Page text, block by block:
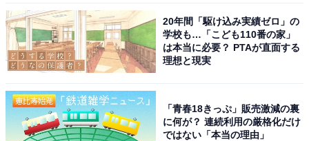
20年間「駆け込み実績ゼロ」の
学校も…「こども110番の家」
は本当に必要？ PTAが直面する
理想と現実
「青春18きっぷ」販売激減の裏
に何が？ 連続利用の厳格化だけ
ではない「本当の理由」